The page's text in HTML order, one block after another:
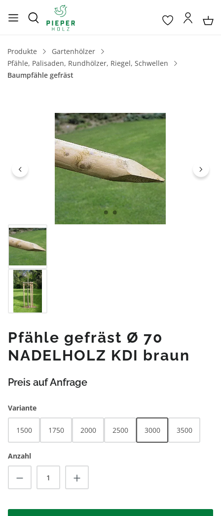
Produkte
Gartenhölzer
Pfähle, Palisaden, Rundhölzer, Riegel, Schwellen
Baumpfähle gefräst
Bildergalerie überspringen
Pfähle gefräst Ø 70
NADELHOLZ KDI braun
Preis auf Anfrage
Varianteauswählen
1500 1750 2000 2500 3000 3500
Anzahl
Produkt Anzahl: Gib den gewünschten